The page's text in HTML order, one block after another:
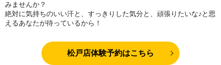
みませんか？
絶対に気持ちのいい汗と、すっきりした気分と、頑張りたいな♪と思
えるあなたが待っているから！
松戸店体験予約はこちら